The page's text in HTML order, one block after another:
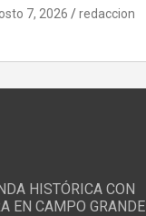
HISTÓRICA CON
EN CAMPO GRANDE